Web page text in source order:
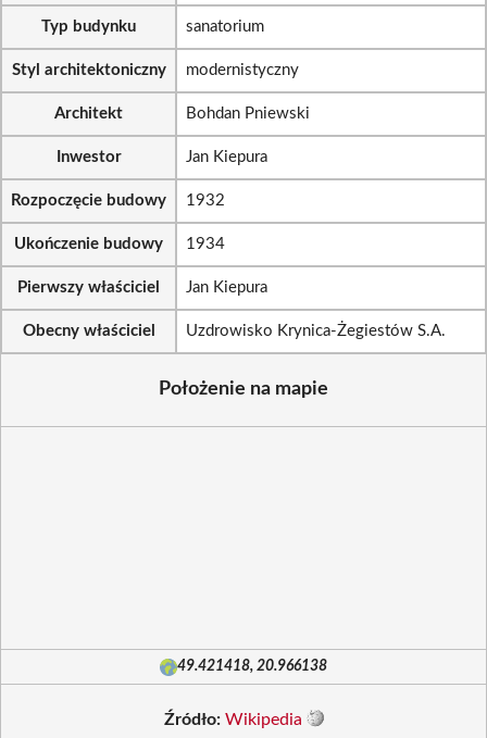
Typ budynku sanatorium
Styl architektoniczny modernistyczny
Architekt Bohdan Pniewski
Inwestor Jan Kiepura
Rozpoczęcie budowy 1932
Ukończenie budowy 1934
Pierwszy właściciel Jan Kiepura
Obecny właściciel Uzdrowisko Krynica-Żegiestów S.A.
Położenie na mapie
49.421418, 20.966138
Źródło: Wikipedia